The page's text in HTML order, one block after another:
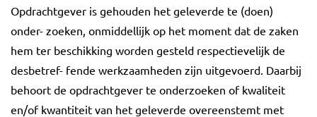
Opdrachtgever is gehouden het geleverde te (doen)
onder- zoeken, onmiddellijk op het moment dat de zaken
hem ter beschikking worden gesteld respectievelijk de
desbetref- fende werkzaamheden zijn uitgevoerd. Daarbij
behoort de opdrachtgever te onderzoeken of kwaliteit
en/of kwantiteit van het geleverde overeenstemt met